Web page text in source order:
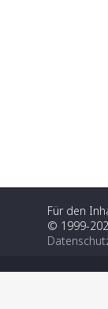
Für den
© 1999-